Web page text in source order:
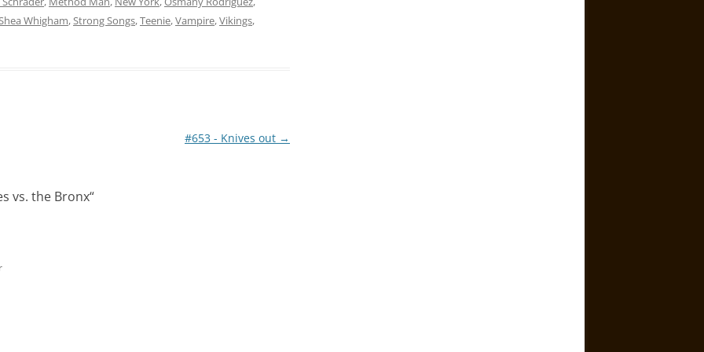
Shea Whigham, Strong Songs,Teenie,Vampire,Vikings,
#653 - Knives out →
vs. the Bronx“